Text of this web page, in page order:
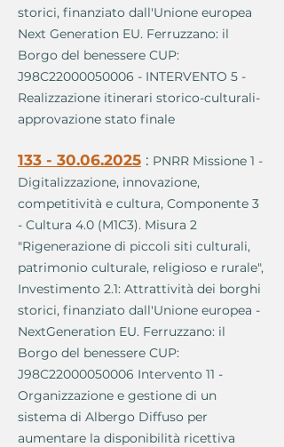
storici, finanziato dall'Unione europea
Next Generation EU. Ferruzzano: il
Borgo del benessere CUP:
J98C22000050006 - INTERVENTO 5 -
Realizzazione itinerari storico-culturali-
approvazione stato finale
133 - 30.06.2025 : PNRR Missione 1 -
Digitalizzazione, innovazione,
competitività e cultura, Componente 3
- Cultura 4.0 (M1C3). Misura 2
"Rigenerazione di piccoli siti culturali,
patrimonio culturale, religioso e rurale",
Investimento 2.1: Attrattività dei borghi
storici, finanziato dall'Unione europea -
NextGeneration EU. Ferruzzano: il
Borgo del benessere CUP:
J98C22000050006 Intervento 11 -
Organizzazione e gestione di un
sistema di Albergo Diffuso per
aumentare la disponibilità ricettiva